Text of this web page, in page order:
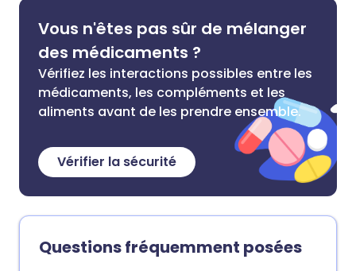
Vous n'êtes pas sûr de mélanger
des médicaments ?
Vérifiez les interactions possibles entre les
médicaments, les compléments et les
aliments avant de les prendre ensemble.
Vérifier la sécurité
Questions fréquemment posées